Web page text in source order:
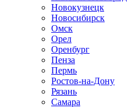
Новокузнецк
Новосибирск
Омск
Орел
Оренбург
Пенза
Пермь
Ростов-на-Дону
Рязань
Самара